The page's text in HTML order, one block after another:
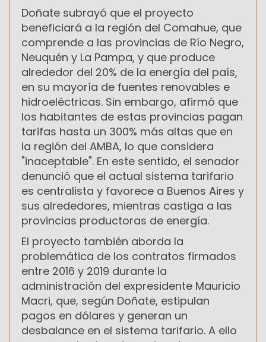
Doñate subrayó que el proyecto
beneficiará a la región del Comahue, que
comprende a las provincias de Río Negro,
Neuquén y La Pampa, y que produce
alrededor del 20% de la energía del país,
en su mayoría de fuentes renovables e
hidroeléctricas. Sin embargo, afirmó que
los habitantes de estas provincias pagan
tarifas hasta un 300% más altas que en
la región del AMBA, lo que considera
"inaceptable". En este sentido, el senador
denunció que el actual sistema tarifario
es centralista y favorece a Buenos Aires y
sus alrededores, mientras castiga a las
provincias productoras de energía.
El proyecto también aborda la
problemática de los contratos firmados
entre 2016 y 2019 durante la
administración del expresidente Mauricio
Macri, que, según Doñate, estipulan
pagos en dólares y generan un
desbalance en el sistema tarifario. A ello